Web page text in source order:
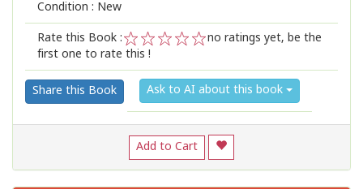
Condition : New
Rate this Book :
2
1
no ratings yet, be the
first one to rate this !
Share this Book Ask to AI about this book
Add to Cart